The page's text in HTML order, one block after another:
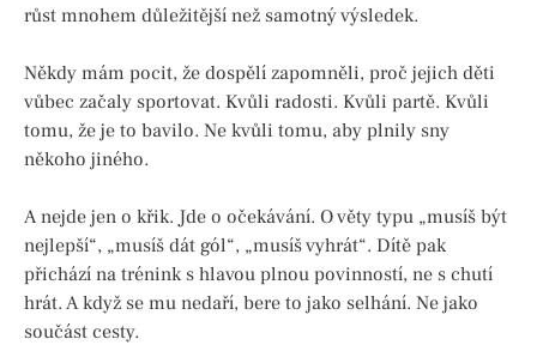
růst mnohem důležitější než samotný výsledek.
Někdy mám pocit, že dospělí zapomněli, proč jejich děti
vůbec začaly sportovat. Kvůli radosti. Kvůli partě. Kvůli
tomu, že je to bavilo. Ne kvůli tomu, aby plnily sny
někoho jiného.
A nejde jen o křik. Jde o očekávání. O věty typu „musíš být
nejlepší“, „musíš dát gól“, „musíš vyhrát“. Dítě pak
přichází na trénink s hlavou plnou povinností, ne s chutí
hrát. A když se mu nedaří, bere to jako selhání. Ne jako
součást cesty.